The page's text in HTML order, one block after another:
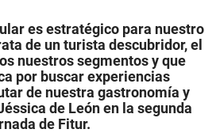
es estratégico para nuestro
de un turista descubridor, el
nuestros segmentos y que
por buscar experiencias
de nuestra gastronomía y
de León en la segunda
de Fitur.